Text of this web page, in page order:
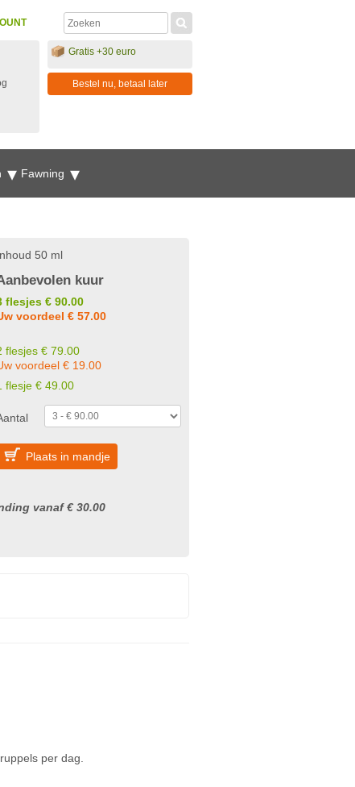
Gratis +30 euro
Bestel nu, betaal later
Fawning
50 ml
kuur
flesjes € 90.00
voordeel € 57.00
flesjes € 79.00
voordeel € 19.00
flesje € 49.00
Plaats in mandje
vanaf € 30.00
per dag.